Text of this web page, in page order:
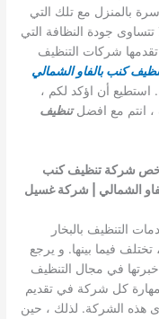
بالمنزل مع تلك التي
جودة النظافة التي
شركات التنظيف
كنب بالفاو الشمالي
أن اؤكد لكم ،
، انتم مع افضلتنظيف
شركة تنظيف كنب
الشمالي | شركة غسيل
التنظيف بالبخار
فيما بينها. و يرجع
في مجال التنظيف
كل شركة في تقديم
هذه الشركة. لذلك ، حين